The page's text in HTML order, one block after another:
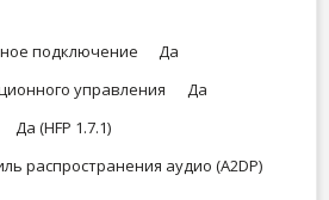
подключение
Да
управления
Да
Да (HFP 1.7.1)
распространения аудио (A2DP)